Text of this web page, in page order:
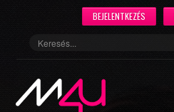
BEJELENTKEZÉS